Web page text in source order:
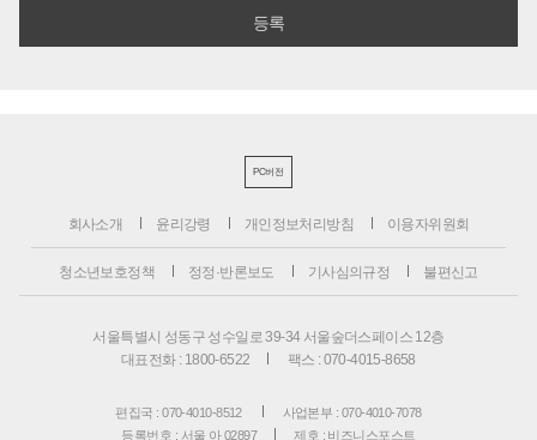
PC버전
회사소개 윤리강령 개인정보처리방침 이용자위원회
청소년보호정책 정정·반론보도 기사심의규정 불편신고
서울특별시 성동구 성수일로 39-34 서울숲더스페이스 12층
대표전화 : 1800-6522
팩스 : 070-4015-8658
편집국 : 070-4010-8512
사업본부 : 070-4010-7078
등록번호 : 서울 아 02897
제호 : 비즈니스포스트